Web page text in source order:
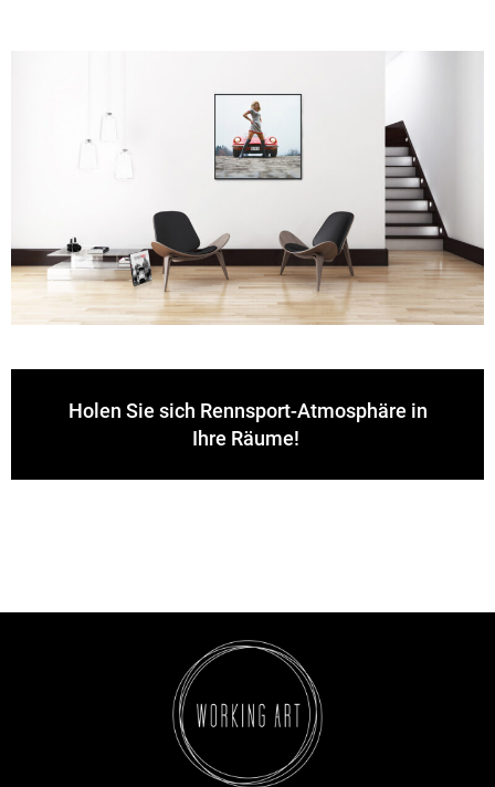
Holen Sie sich Rennsport-Atmosphäre in
Ihre Räume!